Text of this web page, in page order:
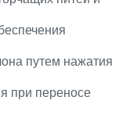
путем нажатия
при переносе